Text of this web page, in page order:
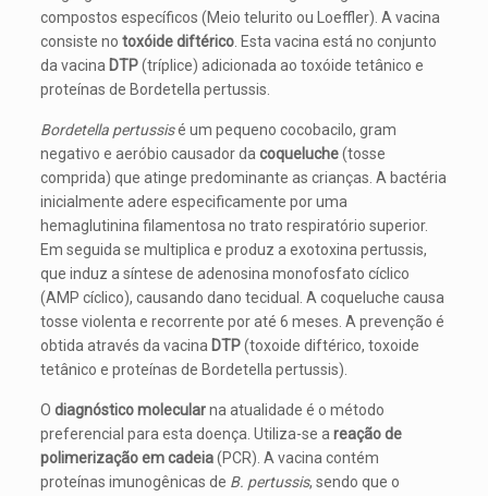
compostos específicos (Meio telurito ou Loeffler). A vacina
consiste notoxóide diftérico . Esta vacina está no conjunto
da vacina DTP(tríplice) adicionada ao toxóide tetânico e
proteínas de Bordetella pertussis.
Bordetella pertussisé um pequeno cocobacilo, gram
negativo e aeróbio causador dacoqueluche(tosse
comprida) que atinge predominante as crianças. A bactéria
inicialmente adere especificamente por uma
hemaglutinina filamentosa no trato respiratório superior.
Em seguida se multiplica e produz a exotoxina pertussis,
que induz a síntese de adenosina monofosfato cíclico
(AMP cíclico), causando dano tecidual. A coqueluche causa
tosse violenta e recorrente por até 6 meses. A prevenção é
obtida através da vacina DTP(toxoide diftérico, toxoide
tetânico e proteínas de Bordetella pertussis).
Odiagnóstico molecularna atualidade é o método
preferencial para esta doença. Utiliza-se areação de
polimerização em cadeia(PCR). A vacina contém
proteínas imunogênicas de B. pertussis, sendo que o